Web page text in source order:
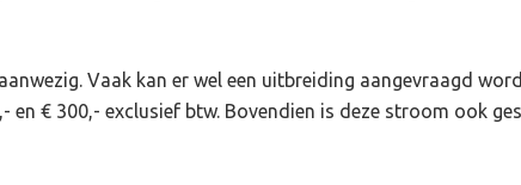
Vaak kan er wel een uitbreiding aangevraagd
en € 300,- exclusief btw. Bovendien is deze stroom ook